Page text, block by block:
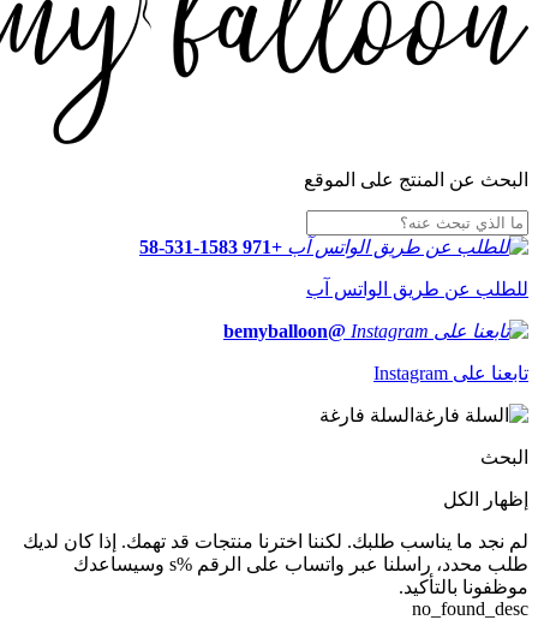
البحث عن المنتج على الموقع
+971 58-531-1583
للطلب عن طريق الواتس آب
@bemyballoon
تابعنا على Instagram
السلة فارغة
البحث
إظهار الكل
لم نجد ما يناسب طلبك. لكننا اخترنا منتجات قد تهمك. إذا كان لديك
طلب محدد، راسلنا عبر واتساب على الرقم %s وسيساعدك
موظفونا بالتأكيد.
no_found_desc